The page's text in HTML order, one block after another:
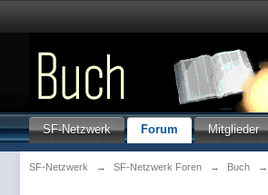
SF-Netzwerk Forum Mitglieder
SF-Netzwerk → SF-Netzwerk Foren → Buch →